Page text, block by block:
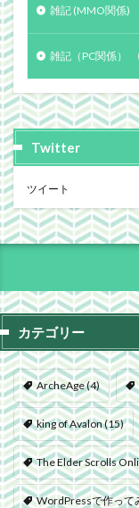
雑記 (MMO関係)
雑記（PC関係）
Twitter
ツイート
カテゴリー
ArcheAge(4)
king of Avalon(15)
The Elder Scrolls
WordPressで作って